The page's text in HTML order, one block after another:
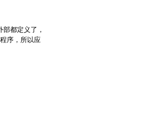
都定义了，
序，所以应